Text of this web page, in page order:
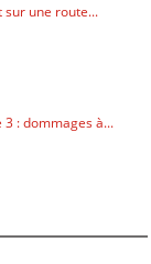
sur une route...
: dommages à...